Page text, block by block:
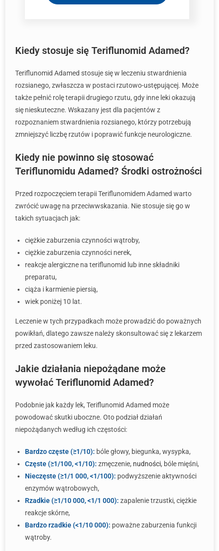
Kiedy stosuje się Teriflunomid Adamed?
Teriflunomid Adamed stosuje się w leczeniu stwardnienia
rozsianego, zwłaszcza w postaci rzutowo-ustępującej. Może
także pełnić rolę terapii drugiego rzutu, gdy inne leki okazują
się nieskuteczne. Wskazany jest dla pacjentów z
rozpoznaniem stwardnienia rozsianego, którzy potrzebują
zmniejszyć liczbę rzutów i poprawić funkcje neurologiczne.
Kiedy nie powinno się stosować
Teriflunomidu Adamed? Środki ostrożności
Przed rozpoczęciem terapii Teriflunomidem Adamed warto
zwrócić uwagę na przeciwwskazania. Nie stosuje się go w
takich sytuacjach jak:
ciężkie zaburzenia czynności wątroby,
ciężkie zaburzenia czynności nerek,
reakcje alergiczne na teriflunomid lub inne składniki
preparatu,
ciąża i karmienie piersią,
wiek poniżej 10 lat.
Leczenie w tych przypadkach może prowadzić do poważnych
powikłań, dlatego zawsze należy skonsultować się z lekarzem
przed zastosowaniem leku.
Jakie działania niepożądane może
wywołać Teriflunomid Adamed?
Podobnie jak każdy lek, Teriflunomid Adamed może
powodować skutki uboczne. Oto podział działań
niepożądanych według ich częstości:
Bardzo częste (≥1/10): bóle głowy, biegunka, wysypka,
Częste (≥1/100, <1/10): zmęczenie, nudności, bóle mięśni,
Nieczęste (≥1/1 000, <1/100): podwyższenie aktywności
enzymów wątrobowych,
Rzadkie (≥1/10 000, <1/1 000): zapalenie trzustki, ciężkie
reakcje skórne,
Bardzo rzadkie (<1/10 000): poważne zaburzenia funkcji
wątroby.